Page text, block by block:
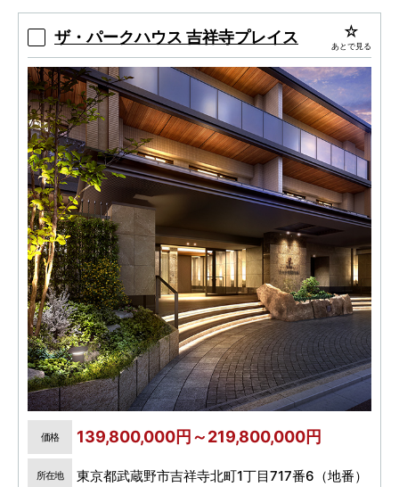
ニーや専用テラス付き住戸などもご用意。
ザ・パークハウス 吉祥寺プレイス あとで見る
価格 139,800,000円～219,800,000円
所在地 東京都武蔵野市吉祥寺北町1丁目717番6（地番）